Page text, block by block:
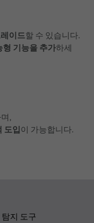
이드할 수 있습니다.
형 기능을 추가하세
,
도입이 가능합니다.
지 도구